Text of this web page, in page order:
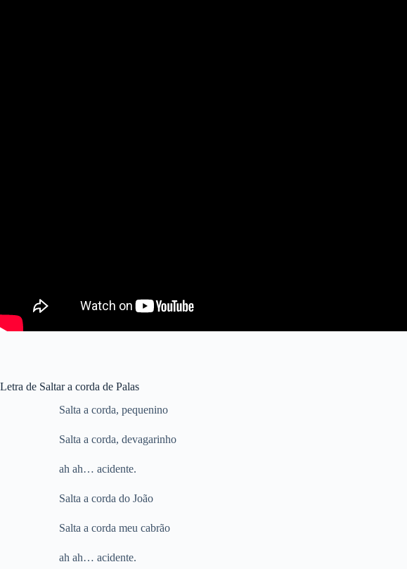
Letra de Saltar a corda de Palas
Salta a corda, pequenino
Salta a corda, devagarinho
ah ah… acidente.
Salta a corda do João
Salta a corda meu cabrão
ah ah… acidente.